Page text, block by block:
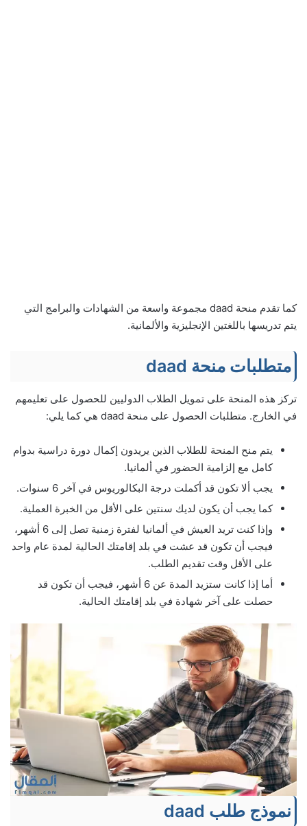
كما تقدم منحة daad مجموعة واسعة من الشهادات والبرامج التي
يتم تدريسها باللغتين الإنجليزية والألمانية.
متطلبات منحة daad
تركز هذه المنحة على تمويل الطلاب الدوليين للحصول على تعليمهم
في الخارج. متطلبات الحصول على منحة daad هي كما يلي:
يتم منح المنحة للطلاب الذين يريدون إكمال دورة دراسية بدوام
كامل مع إلزامية الحضور في ألمانيا.
يجب ألا تكون قد أكملت درجة البكالوريوس في آخر 6 سنوات.
كما يجب أن يكون لديك سنتين على الأقل من الخبرة العملية.
وإذا كنت تريد العيش في ألمانيا لفترة زمنية تصل إلى 6 أشهر،
فيجب أن تكون قد عشت في بلد إقامتك الحالية لمدة عام واحد
على الأقل وقت تقديم الطلب.
أما إذا كانت ستزيد المدة عن 6 أشهر، فيجب أن تكون قد
حصلت على آخر شهادة في بلد إقامتك الحالية.
نموذج طلب daad